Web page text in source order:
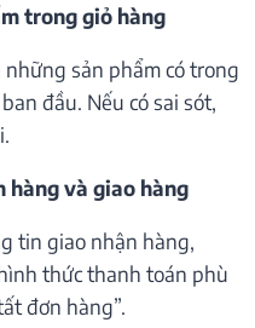
trong giỏ hàng
sản phẩm có trong
đầu. Nếu có sai sót,
hàng và giao hàng
tin giao nhận hàng,
thức thanh toán phù
đơn hàng”.